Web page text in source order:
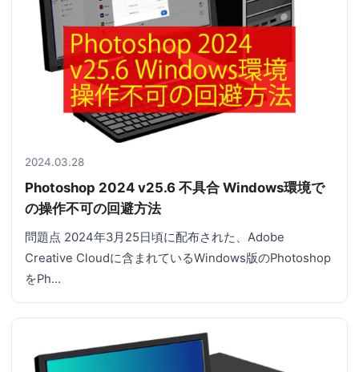
2024.03.28
Photoshop 2024 v25.6 不具合 Windows環境で
の操作不可の回避方法
問題点 2024年3月25日頃に配布された、Adobe
Creative Cloudに含まれているWindows版のPhotoshop
をPh…